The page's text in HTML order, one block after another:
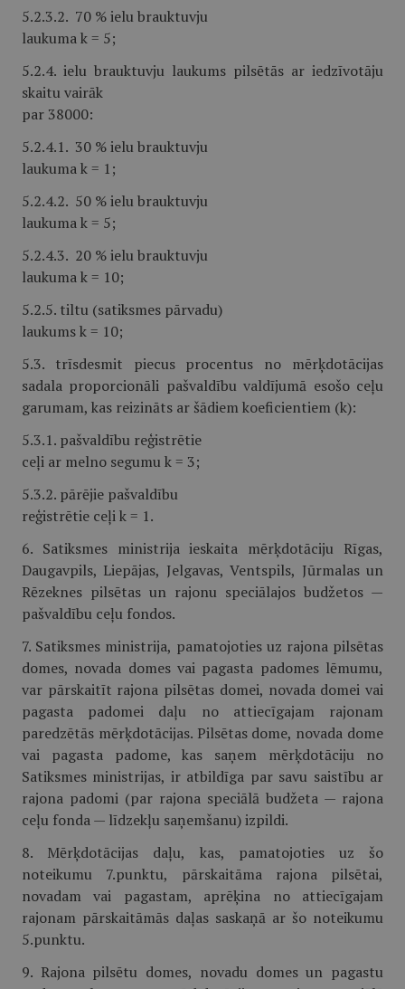
5.2.3.2. 70 % ielu brauktuvju
laukuma k = 5;
5.2.4. ielu brauktuvju laukums pilsētās ar iedzīvotāju
skaitu vairāk
par 38000:
5.2.4.1. 30 % ielu brauktuvju
laukuma k = 1;
5.2.4.2. 50 % ielu brauktuvju
laukuma k = 5;
5.2.4.3. 20 % ielu brauktuvju
laukuma k = 10;
5.2.5. tiltu (satiksmes pārvadu)
laukums k = 10;
5.3. trīsdesmit piecus procentus no mērķdotācijas
sadala proporcionāli pašvaldību valdījumā esošo ceļu
garumam, kas reizināts ar šādiem koeficientiem (k):
5.3.1. pašvaldību reģistrētie
ceļi ar melno segumu k = 3;
5.3.2. pārējie pašvaldību
reģistrētie ceļi k = 1.
6. Satiksmes ministrija ieskaita mērķdotāciju Rīgas,
Daugavpils, Liepājas, Jelgavas, Ventspils, Jūrmalas un
Rēzeknes pilsētas un rajonu speciālajos budžetos —
pašvaldību ceļu fondos.
7. Satiksmes ministrija, pamatojoties uz rajona pilsētas
domes, novada domes vai pagasta padomes lēmumu,
var pārskaitīt rajona pilsētas domei, novada domei vai
pagasta padomei daļu no attiecīgajam rajonam
paredzētās mērķdotācijas. Pilsētas dome, novada dome
vai pagasta padome, kas saņem mērķdotāciju no
Satiksmes ministrijas, ir atbildīga par savu saistību ar
rajona padomi (par rajona speciālā budžeta — rajona
ceļu fonda — līdzekļu saņemšanu) izpildi.
8. Mērķdotācijas daļu, kas, pamatojoties uz šo
noteikumu 7.punktu, pārskaitāma rajona pilsētai,
novadam vai pagastam, aprēķina no attiecīgajam
rajonam pārskaitāmās daļas saskaņā ar šo noteikumu
5.punktu.
9. Rajona pilsētu domes, novadu domes un pagastu